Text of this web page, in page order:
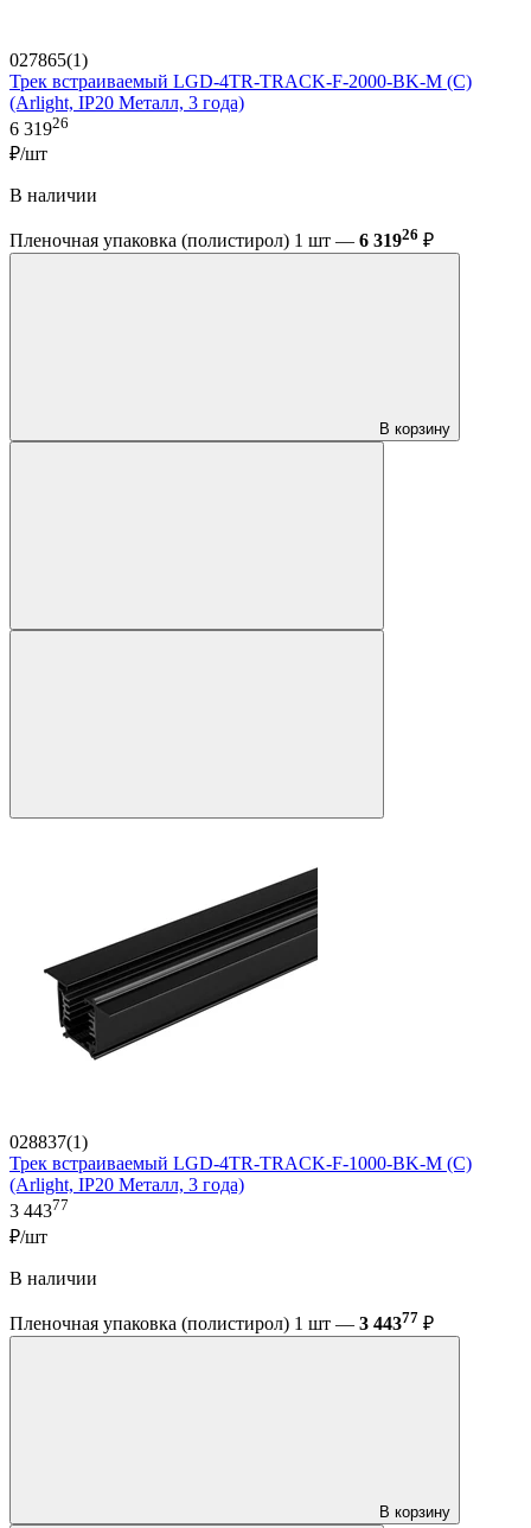
027865(1)
Трек встраиваемый LGD-4TR-TRACK-F-2000-BK-M (C)
(Arlight, IP20 Металл, 3 года)
6 31926
₽/шт
В наличии
Пленочная упаковка (полистирол) 1 шт — 6 31926 ₽
В корзину
028837(1)
Трек встраиваемый LGD-4TR-TRACK-F-1000-BK-M (C)
(Arlight, IP20 Металл, 3 года)
3 44377
₽/шт
В наличии
Пленочная упаковка (полистирол) 1 шт — 3 44377 ₽
В корзину